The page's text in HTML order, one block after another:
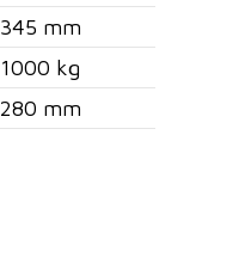
345 mm
1000 kg
280 mm